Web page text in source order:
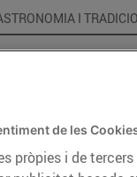
I
de les
pròpies i de tercers